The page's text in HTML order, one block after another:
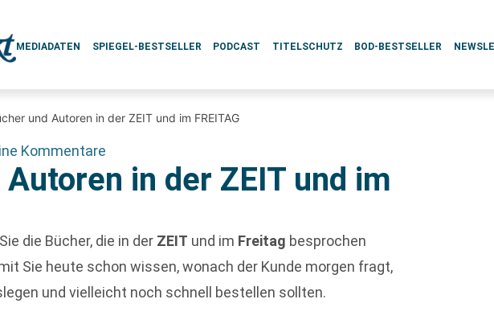
MEDIADATEN SPIEGEL-BESTSELLER PODCAST TITELSCHUTZ BOD-BESTSELLER
und Autoren in der ZEIT und im FREITAG
Kommentare
in der ZEIT und im
die Bücher, die in der ZEIT und im Freitag besprochen
Sie heute schon wissen, wonach der Kunde morgen fragt,
und vielleicht noch schnell bestellen sollten.